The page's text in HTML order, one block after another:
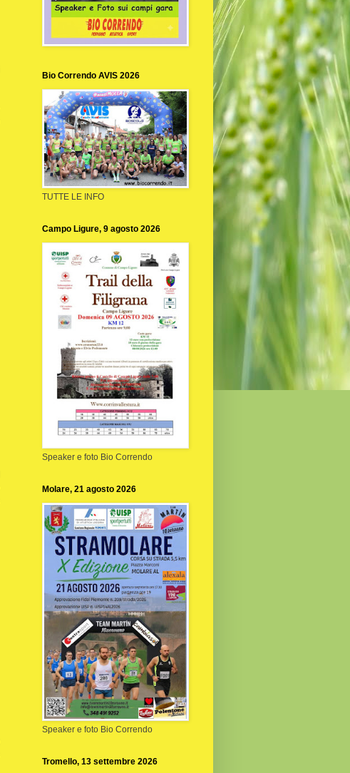
Bio Correndo AVIS 2026
TUTTE LE INFO
Campo Ligure, 9 agosto 2026
Speaker e foto Bio Correndo
Molare, 21 agosto 2026
Speaker e foto Bio Correndo
Tromello, 13 settembre 2026